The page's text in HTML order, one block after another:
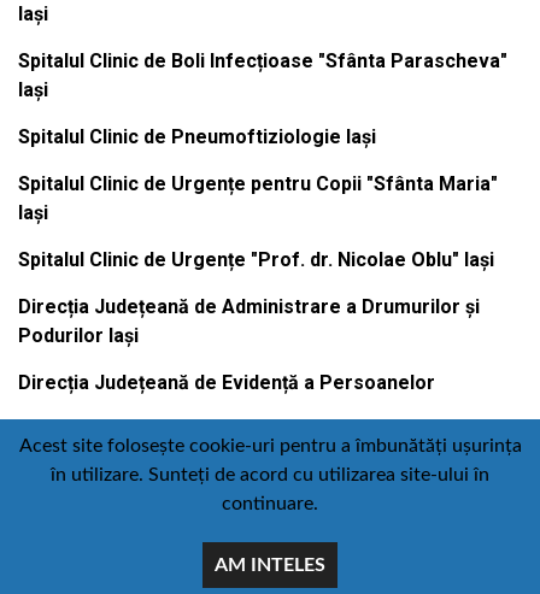
Iași
Spitalul Clinic de Boli Infecțioase "Sfânta Parascheva"
Iași
Spitalul Clinic de Pneumoftiziologie Iași
Spitalul Clinic de Urgențe pentru Copii "Sfânta Maria"
Iași
Spitalul Clinic de Urgențe "Prof. dr. Nicolae Oblu" Iași
Direcția Județeană de Administrare a Drumurilor și
Podurilor Iași
Direcția Județeană de Evidență a Persoanelor
Contact Politică de confidențialitate
:
comunicare@icc.ro
Acest site folosește cookie-uri pentru a îmbunătăți ușurința
în utilizare. Sunteți de acord cu utilizarea site-ului în
continuare.
AM INTELES